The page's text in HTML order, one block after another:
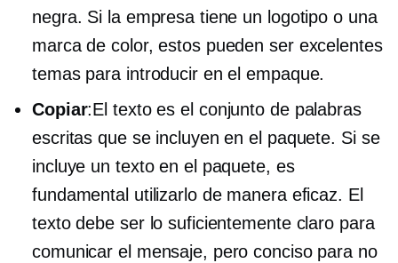
negra. Si la empresa tiene un logotipo o una
marca de color, estos pueden ser excelentes
temas para introducir en el empaque.
Copiar:El texto es el conjunto de palabras
escritas que se incluyen en el paquete. Si se
incluye un texto en el paquete, es
fundamental utilizarlo de manera eficaz. El
texto debe ser lo suficientemente claro para
comunicar el mensaje, pero conciso para no